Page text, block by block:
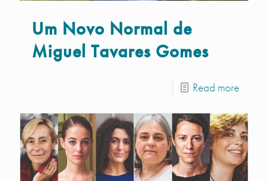
Um Novo Normal de
Miguel Tavares Gomes
Read more